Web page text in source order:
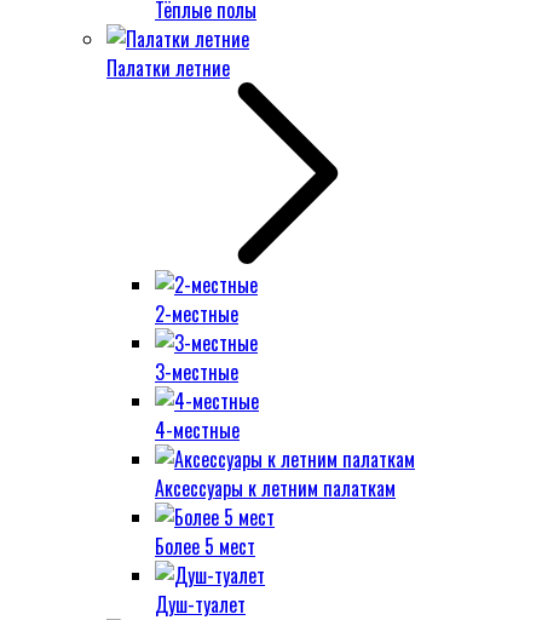
Тёплые полы
Палатки летние
2-местные
3-местные
4-местные
Аксессуары к летним палаткам
Более 5 мест
Душ-туалет